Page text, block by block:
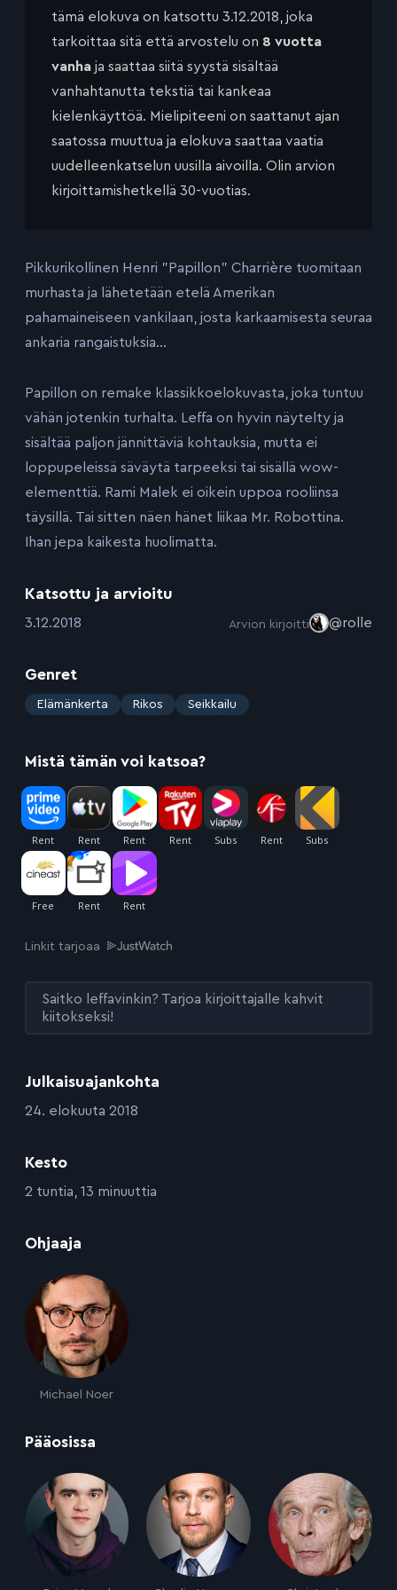
Julkaisuajankohta
:24. elokuuta 2018
Kesto
:2 tuntia, 13 minuuttia
Ohjaaja
Michael Noer
Pääosissa
tämä elokuva on katsottu 3.12.2018, joka
tarkoittaa sitä että arvostelu on 8 vuotta
vanha ja saattaa siitä syystä sisältää
vanhahtanutta tekstiä tai kankeaa
kielenkäyttöä. Mielipiteeni on saattanut ajan
saatossa muuttua ja elokuva saattaa vaatia
uudelleenkatselun uusilla aivoilla. Olin arvion
kirjoittamishetkellä 30-vuotias.
Pikkurikollinen Henri ”Papillon” Charrière tuomitaan
murhasta ja lähetetään etelä Amerikan
pahamaineiseen vankilaan, josta karkaamisesta seuraa
ankaria rangaistuksia…
Papillon on remake klassikkoelokuvasta, joka tuntuu
vähän jotenkin turhalta. Leffa on hyvin näytelty ja
sisältää paljon jännittäviä kohtauksia, mutta ei
loppupeleissä säväytä tarpeeksi tai sisällä wow-
elementtiä. Rami Malek ei oikein uppoa rooliinsa
täysillä. Tai sitten näen hänet liikaa Mr. Robottina.
Ihan jepa kaikesta huolimatta.
Katsottu ja arvioitu
:3.12.2018 Arvion kirjoitti @rolle
Genret
: Elämänkerta Rikos Seikkailu
Mistä tämän voi katsoa?
Linkit tarjoaa
Saitko leffavinkin? Tarjoa kirjoittajalle kahvit
kiitokseksi!